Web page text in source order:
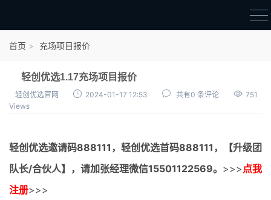
结算进度
团队长扶持
充场项目报价
首页 充场项目报价
轻创优选1.17充场项目报价
轻创优选官网 2024-01-17 12:53 共有0 条评论
751
Views
轻创优选邀请码888111， 轻创优选首码888111，【升级团
队长/合伙人】，请加张经理微信15501122569。 >>>点我
注册>>>